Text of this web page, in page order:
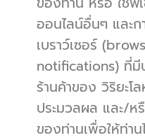
ออนไลน์อื่นๆ และ
เบราว์เซอร์
notifications) ที่มี
ร้านค้าของ วิริยะโ
ประมวลผล และ/ห
ของท่านเพื่อให้ท่า